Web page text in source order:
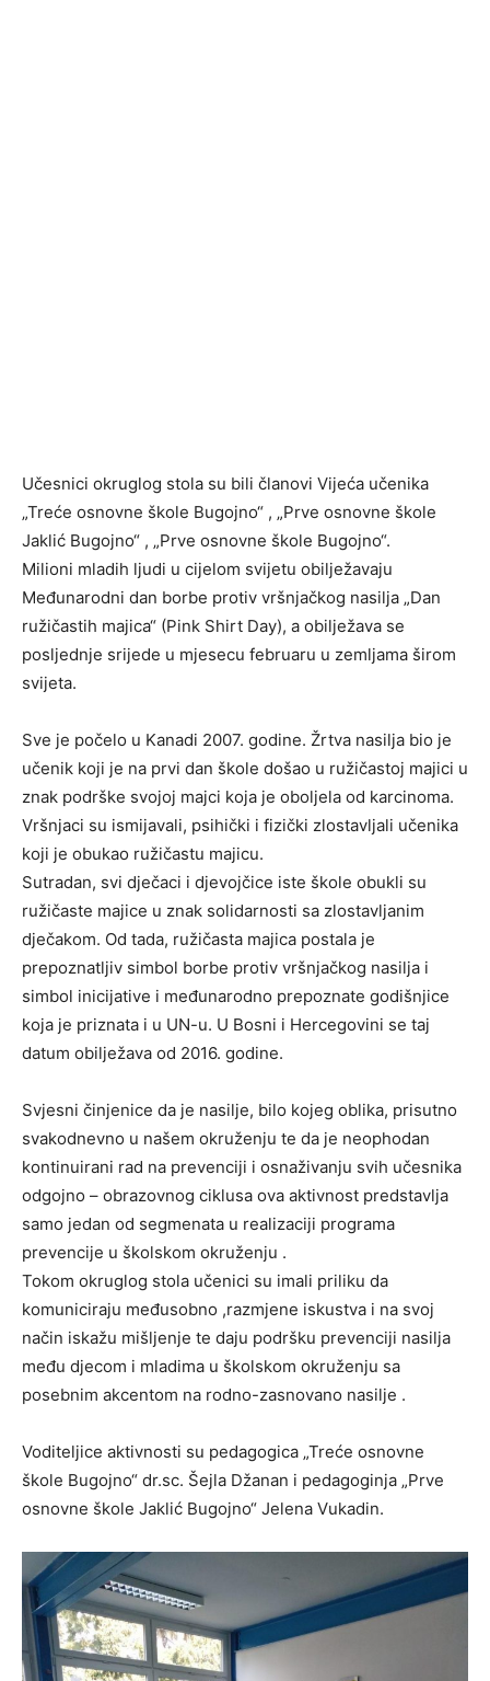
Učesnici okruglog stola su bili članovi Vijeća učenika
„Treće osnovne škole Bugojno“ , „Prve osnovne škole
Jaklić Bugojno“ , „Prve osnovne škole Bugojno“.
Milioni mladih ljudi u cijelom svijetu obilježavaju
Međunarodni dan borbe protiv vršnjačkog nasilja „Dan
ružičastih majica“ (Pink Shirt Day), a obilježava se
posljednje srijede u mjesecu februaru u zemljama širom
svijeta.
Sve je počelo u Kanadi 2007. godine. Žrtva nasilja bio je
učenik koji je na prvi dan škole došao u ružičastoj majici u
znak podrške svojoj majci koja je oboljela od karcinoma.
Vršnjaci su ismijavali, psihički i fizički zlostavljali učenika
koji je obukao ružičastu majicu.
Sutradan, svi dječaci i djevojčice iste škole obukli su
ružičaste majice u znak solidarnosti sa zlostavljanim
dječakom. Od tada, ružičasta majica postala je
prepoznatljiv simbol borbe protiv vršnjačkog nasilja i
simbol inicijative i međunarodno prepoznate godišnjice
koja je priznata i u UN-u. U Bosni i Hercegovini se taj
datum obilježava od 2016. godine.
Svjesni činjenice da je nasilje, bilo kojeg oblika, prisutno
svakodnevno u našem okruženju te da je neophodan
kontinuirani rad na prevenciji i osnaživanju svih učesnika
odgojno – obrazovnog ciklusa ova aktivnost predstavlja
samo jedan od segmenata u realizaciji programa
prevencije u školskom okruženju .
Tokom okruglog stola učenici su imali priliku da
komuniciraju međusobno ,razmjene iskustva i na svoj
način iskažu mišljenje te daju podršku prevenciji nasilja
među djecom i mladima u školskom okruženju sa
posebnim akcentom na rodno-zasnovano nasilje .
Voditeljice aktivnosti su pedagogica „Treće osnovne
škole Bugojno“ dr.sc. Šejla Džanan i pedagoginja „Prve
osnovne škole Jaklić Bugojno“ Jelena Vukadin.